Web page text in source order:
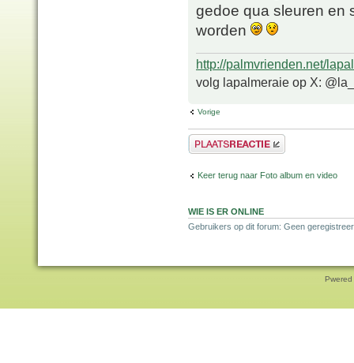
gedoe qua sleuren en
worden
http://palmvrienden.net/
volg lapalmeraie op X:
Vorige
Plaats een reactie
Keer terug naar Foto album en video
WIE IS ER ONLINE
Gebruikers op dit forum: Geen